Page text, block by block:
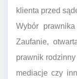
klienta przed
Wybór
Zaufanie,
prawnik
mediacje czy